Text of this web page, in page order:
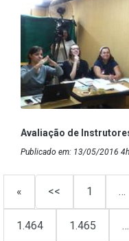
Avaliação de
Publicado em: 13/05/2016
« << 1 …
1.464 1.465 …